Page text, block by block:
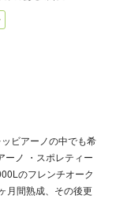
ビアーノの中でも希
ーノ ・スポレティー
のフレンチオーク
月間熟成、その後更